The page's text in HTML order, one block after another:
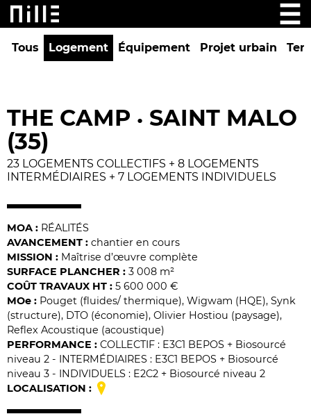
Tous Logement Équipement Projet urbain
THE CAMP • SAINT MALO
(35)
23 LOGEMENTS COLLECTIFS + 8 LOGEMENTS
INTERMÉDIAIRES + 7 LOGEMENTS INDIVIDUELS
MOA : RÉALITÉS
AVANCEMENT : chantier en cours
MISSION : Maîtrise d’œuvre complète
SURFACE PLANCHER : 3 008 m²
COÛT TRAVAUX HT : 5 600 000 €
MOe : Pouget (fluides/ thermique), Wigwam (HQE), Synk
(structure), DTO (économie), Olivier Hostiou (paysage),
Reflex Acoustique (acoustique)
PERFORMANCE : COLLECTIF : E3C1 BEPOS + Biosourcé
niveau 2 - INTERMÉDIAIRES : E3C1 BEPOS + Biosourcé
niveau 3 - INDIVIDUELS : E2C2 + Biosourcé niveau 2
LOCALISATION :